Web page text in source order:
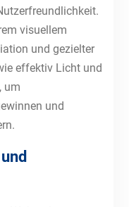
visuellem
und gezielter
effektiv Licht und
um
und